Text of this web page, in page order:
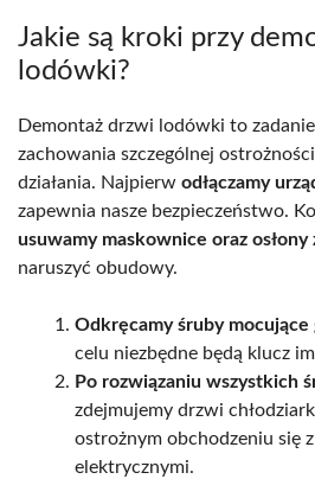
Jakie są kroki przy
lodówki?
Demontaż drzwi lodówki to
zachowania szczególnej
działania. Najpierw odłączamy
zapewnia nasze bezpieczeństwo.
usuwamy maskownice oraz osłony
naruszyć obudowy.
Odkręcamy śruby mocujące
celu niezbędne będą klucz
Po rozwiązaniu wszystkich
zdejmujemy drzwi
ostrożnym obchodzeniu się z
elektrycznymi.